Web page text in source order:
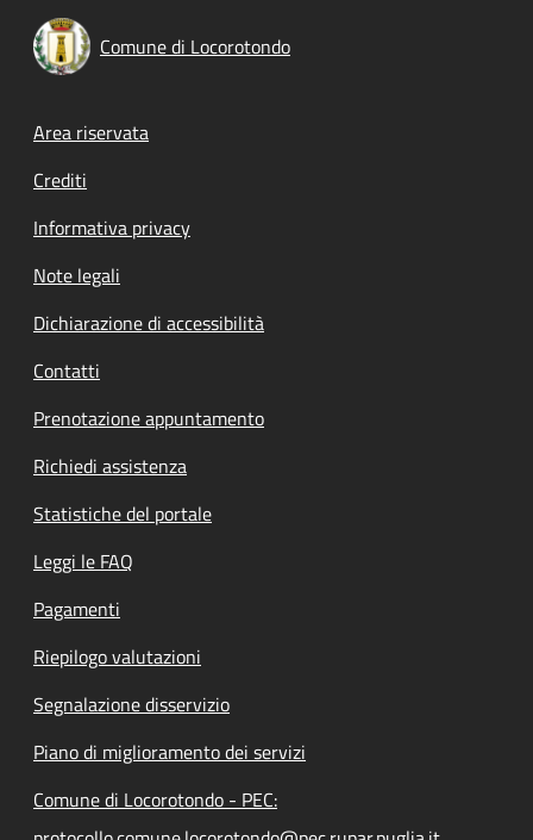
Comune di Locorotondo
Footer menu
Area riservata
Crediti
Informativa privacy
Note legali
Dichiarazione di accessibilità
Contatti
Prenotazione appuntamento
Richiedi assistenza
Statistiche del portale
Leggi le FAQ
Pagamenti
Riepilogo valutazioni
Segnalazione disservizio
Piano di miglioramento dei servizi
Comune di Locorotondo - PEC: